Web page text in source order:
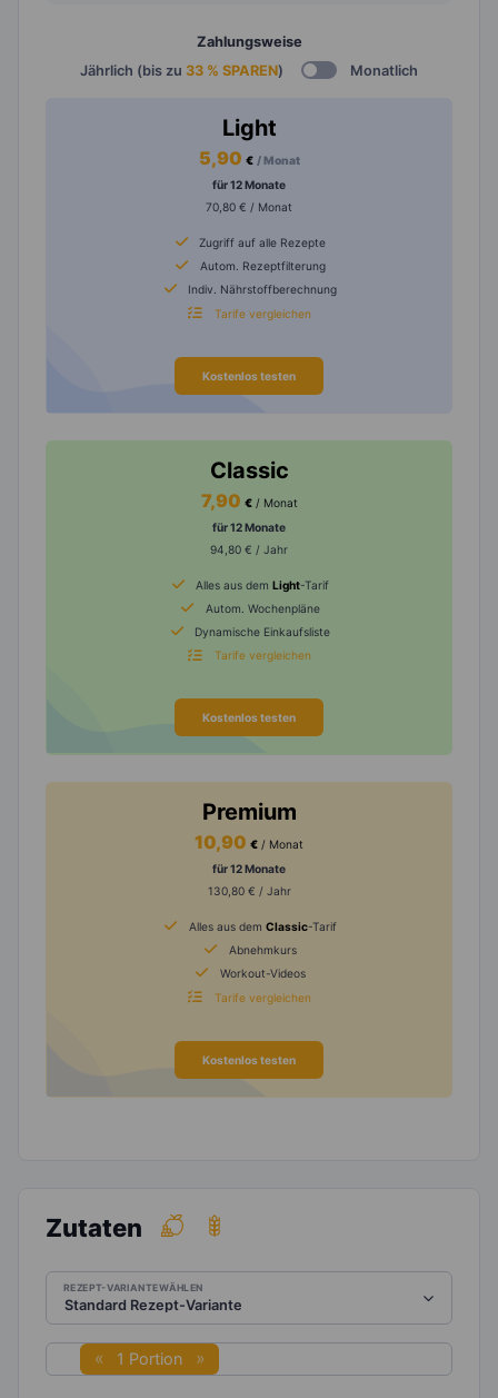
Zahlungsweise
Jährlich (bis zu 33 % SPAREN) Monatlich
Light
5,90 € / Monat
für 12 Monate
70,80 € / Monat
Zugriff auf alle Rezepte
Autom. Rezeptfilterung
Indiv. Nährstoffberechnung
Tarife vergleichen
Kostenlos testen
Classic
7,90 € / Monat
für 12 Monate
94,80 € / Jahr
Alles aus dem Light-Tarif
Autom. Wochenpläne
Dynamische Einkaufsliste
Tarife vergleichen
Kostenlos testen
Premium
10,90 € / Monat
für 12 Monate
130,80 € / Jahr
Alles aus dem Classic-Tarif
Abnehmkurs
Workout-Videos
Tarife vergleichen
Kostenlos testen
Zutaten
REZEPT-VARIANTE WÄHLEN
1 Portion